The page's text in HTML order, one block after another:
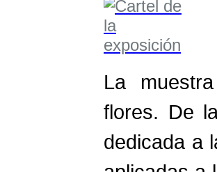
La
flores. De
dedicada a